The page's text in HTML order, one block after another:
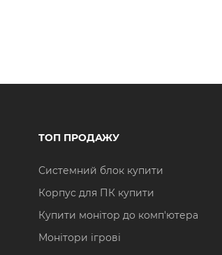
ТОП ПРОДАЖУ
Системний блок купити
Корпус для ПК купити
Купити монітор до комп'ютера
Монітори ігрові